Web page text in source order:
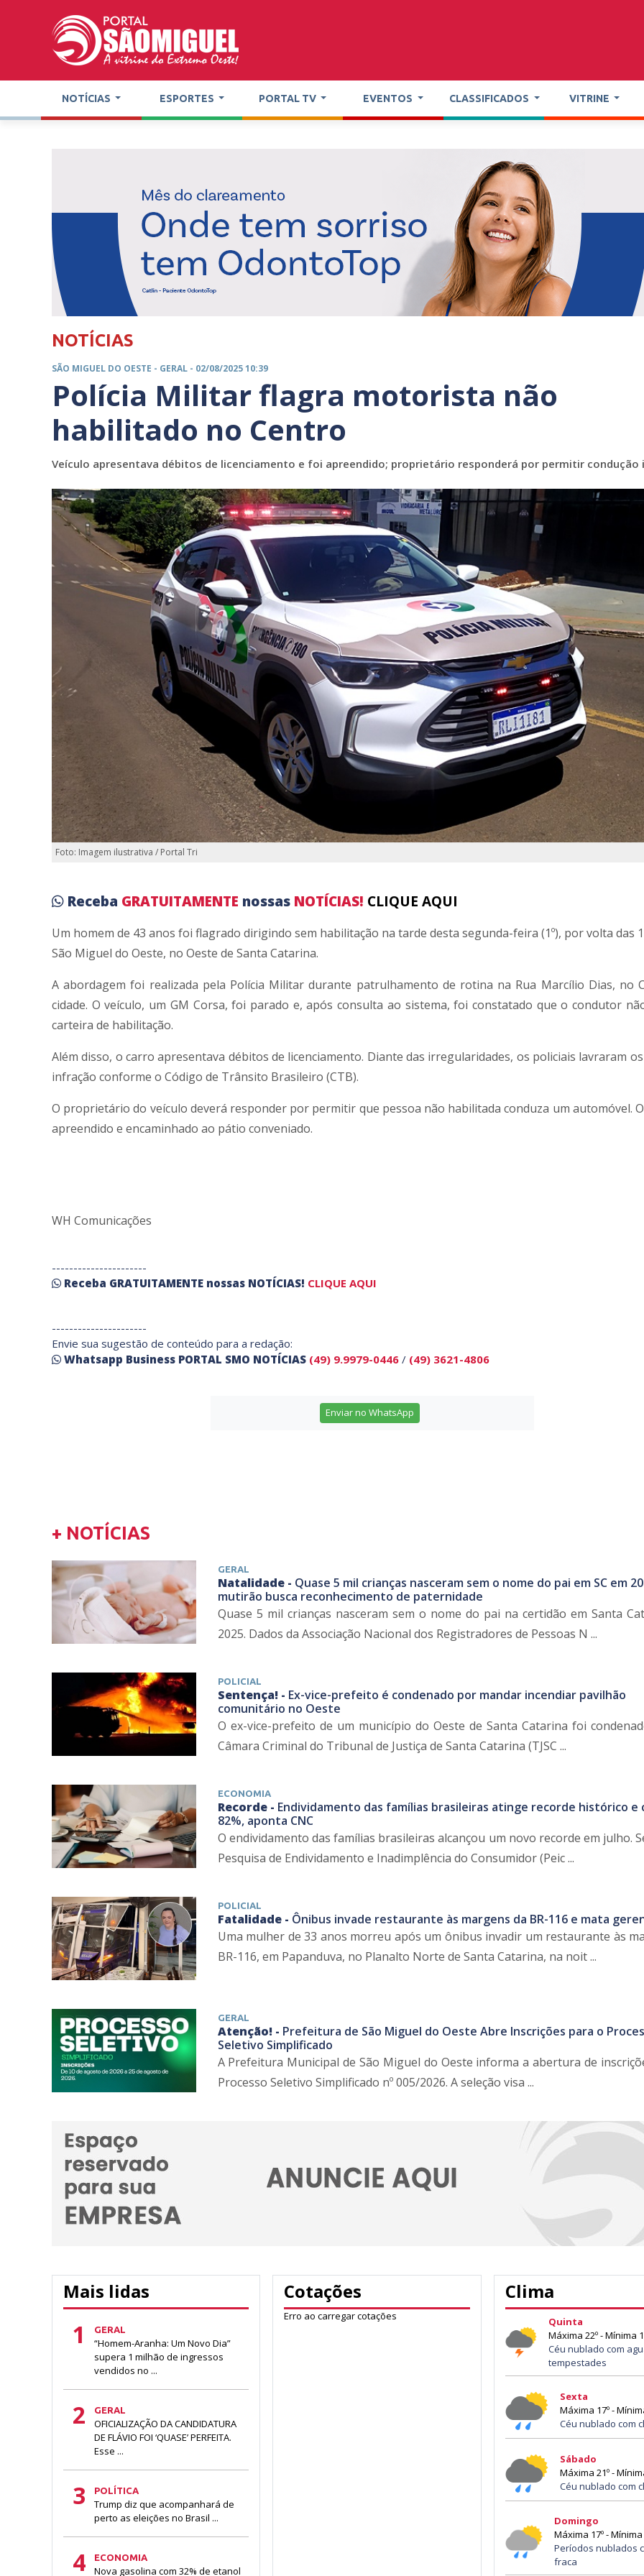
NOTÍCIAS ESPORTES PORTAL TV EVENTOS CLASSIFICADOS VITRINE
NOTÍCIAS
SÃO MIGUEL DO OESTE - GERAL - 02/08/2025 10:39
Polícia Militar flagra motorista não
habilitado no Centro
Veículo apresentava débitos de licenciamento e foi apreendido; proprietário responderá por permitir condução
Foto: Imagem ilustrativa / Portal Tri
Receba GRATUITAMENTE nossas NOTÍCIAS! CLIQUE AQUI
Um homem de 43 anos foi flagrado dirigindo sem habilitação na tarde desta segunda-feira (1º), por volta das
São Miguel do Oeste, no Oeste de Santa Catarina.
A abordagem foi realizada pela Polícia Militar durante patrulhamento de rotina na Rua Marcílio Dias, no
cidade. O veículo, um GM Corsa, foi parado e, após consulta ao sistema, foi constatado que o condutor
carteira de habilitação.
Além disso, o carro apresentava débitos de licenciamento. Diante das irregularidades, os policiais lavraram
infração conforme o Código de Trânsito Brasileiro (CTB).
O proprietário do veículo deverá responder por permitir que pessoa não habilitada conduza um automóvel.
apreendido e encaminhado ao pátio conveniado.
WH Comunicações
----------------------
Receba GRATUITAMENTE nossas NOTÍCIAS! CLIQUE AQUI
----------------------
Envie sua sugestão de conteúdo para a redação:
Whatsapp Business PORTAL SMO NOTÍCIAS (49) 9.9979-0446 / (49) 3621-4806
Enviar no WhatsApp
+ NOTÍCIAS
GERAL
Natalidade - Quase 5 mil crianças nasceram sem o nome do pai em SC em
mutirão busca reconhecimento de paternidade
Quase 5 mil crianças nasceram sem o nome do pai na certidão em Santa
2025. Dados da Associação Nacional dos Registradores de Pessoas N ...
POLICIAL
Sentença! - Ex-vice-prefeito é condenado por mandar incendiar pavilhão
comunitário no Oeste
O ex-vice-prefeito de um município do Oeste de Santa Catarina foi
Câmara Criminal do Tribunal de Justiça de Santa Catarina (TJSC ...
ECONOMIA
Recorde - Endividamento das famílias brasileiras atinge recorde histórico e
82%, aponta CNC
O endividamento das famílias brasileiras alcançou um novo recorde em julho.
Pesquisa de Endividamento e Inadimplência do Consumidor (Peic ...
POLICIAL
Fatalidade - Ônibus invade restaurante às margens da BR-116 e mata
Uma mulher de 33 anos morreu após um ônibus invadir um restaurante às
BR-116, em Papanduva, no Planalto Norte de Santa Catarina, na noit ...
GERAL
Atenção! - Prefeitura de São Miguel do Oeste Abre Inscrições para o
Seletivo Simplificado
A Prefeitura Municipal de São Miguel do Oeste informa a abertura de
Processo Seletivo Simplificado nº 005/2026. A seleção visa ...
Mais lidas
1 GERAL
“Homem-Aranha: Um Novo Dia”
supera 1 milhão de ingressos
vendidos no ...
2 GERAL
OFICIALIZAÇÃO DA CANDIDATURA
DE FLÁVIO FOI ‘QUASE’ PERFEITA.
Esse ...
3 POLÍTICA
Trump diz que acompanhará de
perto as eleições no Brasil ...
4 ECONOMIA
Nova gasolina com 32% de etanol
Cotações
Erro ao carregar cotações
Clima
Quinta
Máxima 22º - Mínima
Céu nublado com
tempestades
Sexta
Máxima 17º -
Céu nublado com
Sábado
Máxima 21º -
Céu nublado com
Domingo
Máxima 17º - Mínima
Períodos nublados
fraca